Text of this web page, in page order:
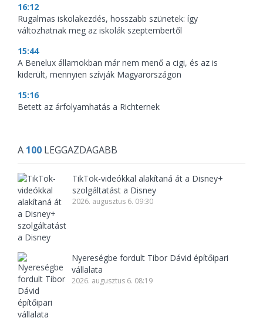
16:12
Rugalmas iskolakezdés, hosszabb szünetek: így
változhatnak meg az iskolák szeptembertől
15:44
A Benelux államokban már nem menő a cigi, és az is
kiderült, mennyien szívják Magyarországon
15:16
Betett az árfolyamhatás a Richternek
A 100 LEGGAZDAGABB
TikTok-videókkal alakítaná át a Disney+
szolgáltatást a Disney
2026. augusztus 6. 09:30
Nyereségbe fordult Tibor Dávid építőipari
vállalata
2026. augusztus 6. 08:19